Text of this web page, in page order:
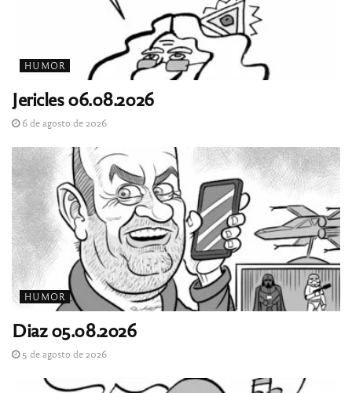
HUMOR
Jericles 06.08.2026
6 de agosto de 2026
HUMOR
Diaz 05.08.2026
5 de agosto de 2026